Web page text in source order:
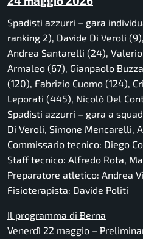
Spadisti azzurri – gara
ranking 2), Davide Di Veroli
Andrea Santarelli (24),
Armaleo (67), Gianpaolo
(120), Fabrizio Cuomo (124),
Leporati (445), Nicolò Del
Spadisti azzurri – gara a
Di Veroli, Simone Mencarelli,
Commissario tecnico: Diego
Staff tecnico: Alfredo Rota,
Preparatore atletico: Andrea
Fisioterapista: Davide Politi
Il programma di Berna
Venerdì 22 maggio –